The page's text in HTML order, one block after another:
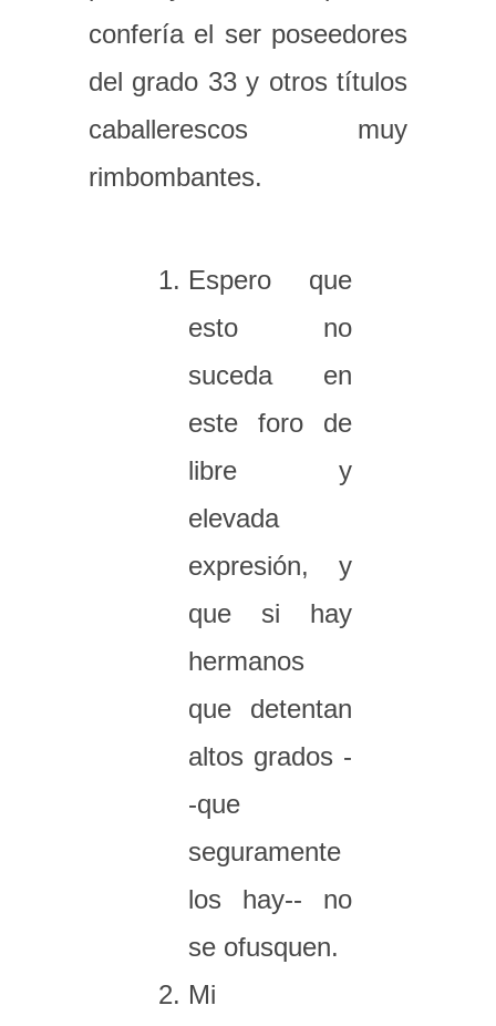
confería el ser poseedores
del grado 33 y otros títulos
caballerescos muy
rimbombantes.
Espero que
esto no
suceda en
este foro de
libre y
elevada
expresión, y
que si hay
hermanos
que detentan
altos grados -
-que
seguramente
los hay-- no
se ofusquen.
Mi